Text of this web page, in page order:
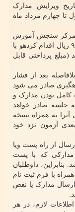
ویرایش مدارک
تا چهارم مرداد ماه
مرکز سنجش آموزش
پزشکی نسبت به پرداخت اینترنتی مبلغ ۹۰۸۵۰۰ ریال اقدام کردهو با
(مبلغ پرداختی قابل
بعد از فشار
صادر می شود
کامل بودن مدارک و
جلسه صادر خواهد
به همراه نسخه
آزمون نزد خود
از راه پست ویا
مدارکی که با پست
بنابراین، داوطلبان
با فرم ثبت نام
مدارک یا نقص
لازم، در هر